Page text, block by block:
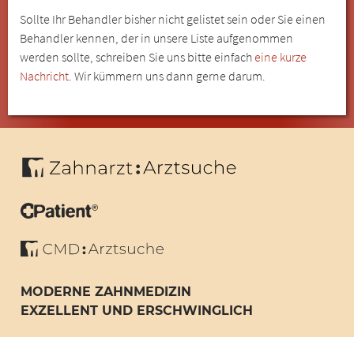
Sollte Ihr Behandler bisher nicht gelistet sein oder Sie einen
Behandler kennen, der in unsere Liste aufgenommen
werden sollte, schreiben Sie uns bitte einfacheine kurze
Nachricht. Wir kümmern uns dann gerne darum.
MODERNE ZAHNMEDIZIN
EXZELLENT UND ERSCHWINGLICH